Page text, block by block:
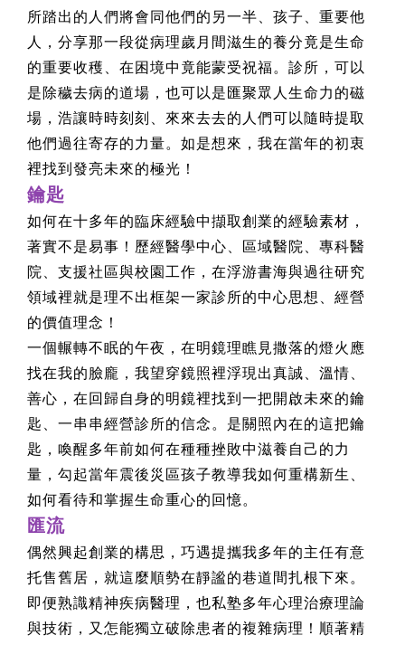
所踏出的人們將會同他們的另一半、孩子、重要他
人，分享那一段從病理歲月間滋生的養分竟是生命
的重要收穫、在困境中竟能蒙受祝福。診所，可以
是除穢去病的道場，也可以是匯聚眾人生命力的磁
場，浩讓時時刻刻、來來去去的人們可以隨時提取
他們過往寄存的力量。如是想來，我在當年的初衷
裡找到發亮未來的極光！
鑰匙
如何在十多年的臨床經驗中擷取創業的經驗素材，
著實不是易事！歷經醫學中心、區域醫院、專科醫
院、支援社區與校園工作，在浮游書海與過往研究
領域裡就是理不出框架一家診所的中心思想、經營
的價值理念！
一個輾轉不眠的午夜，在明鏡理瞧見撒落的燈火應
找在我的臉龐，我望穿鏡照裡浮現出真誠、溫情、
善心，在回歸自身的明鏡裡找到一把開啟未來的鑰
匙、一串串經營診所的信念。是關照內在的這把鑰
匙，喚醒多年前如何在種種挫敗中滋養自己的力
量，勾起當年震後災區孩子教導我如何重構新生、
如何看待和掌握生命重心的回憶。
匯流
偶然興起創業的構思，巧遇提攜我多年的主任有意
托售舊居，就這麼順勢在靜謐的巷道間扎根下來。
即便熟識精神疾病醫理，也私塾多年心理治療理論
與技術，又怎能獨立破除患者的複雜病理！順著精